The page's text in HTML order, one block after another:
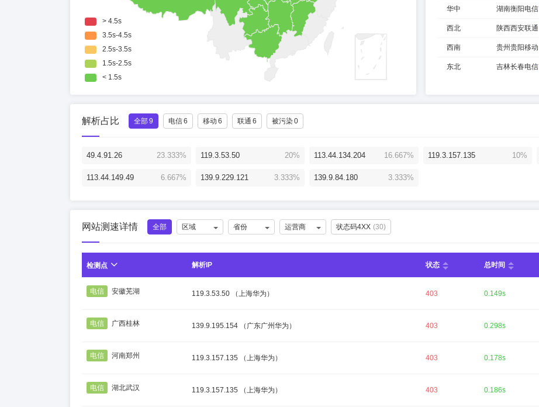
华中 湖南衡阳电信
西北 陕西西安联通
西南 贵州贵阳移动
东北 吉林长春电信
解析占比 全部9 电信6 移动 6 联通 6 被污染0
49.4.91.26 23.333% 119.3.53.50 20% 113.44.134.204 16.667% 119.3.157.135 10%
113.44.149.49 6.667% 139.9.229.121 3.333% 139.9.84.180 3.333%
网站测速详情 全部 区域 省份 运营商 状态码4XX (30)
检测点 解析IP 状态 总时间
电信 安徽芜湖 119.3.53.50 （上海华为） 403 0.149s
电信 广西桂林 139.9.195.154 （广东广州华为） 403 0.298s
电信 河南郑州 119.3.157.135 （上海华为） 403 0.178s
电信 湖北武汉 119.3.157.135 （上海华为） 403 0.186s